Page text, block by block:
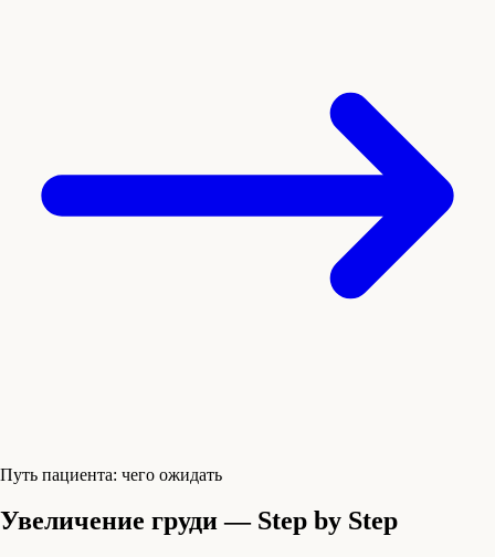
Путь пациента: чего ожидать
Увеличение груди — Step by Step